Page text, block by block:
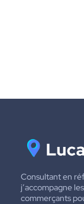
Consultant en
j’accompagne
commerçants